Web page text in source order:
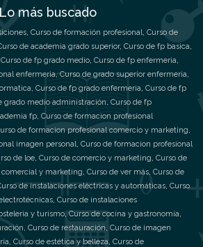
más buscado
, Curso de formación profesional, Curso de
de academia grado superior, Curso de fp basica,
Curso de fp grado medio, Curso de fp enfermeria,
enfermeria,Curso de grado superior enfermeria,
, Curso de fp grado enfermeria, Curso de fp
grado medio administración, Curso de fp
fp, Curso de formacion profesional
de formacion profesional comercio y marketing,
imagen personal, Curso de formacion profesional
de loe, Curso de comercio y marketing, Curso de
comercial y marketing, Curso de ver más, Curso de
de instalaciones eléctricas y automáticas, Curso
, Curso de instalaciones
y turismo,Curso de cocina y gastronomía,
, Curso de restauración, Curso de imagen
, Curso de estética y belleza, Curso de